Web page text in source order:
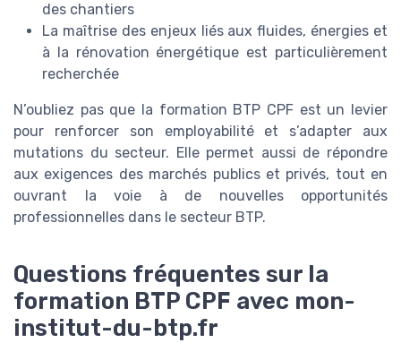
des chantiers
La maîtrise des enjeux liés aux fluides, énergies et
à la rénovation énergétique est particulièrement
recherchée
N’oubliez pas que la formation BTP CPF est un levier
pour renforcer son employabilité et s’adapter aux
mutations du secteur. Elle permet aussi de répondre
aux exigences des marchés publics et privés, tout en
ouvrant la voie à de nouvelles opportunités
professionnelles dans le secteur BTP.
Questions fréquentes sur la
formation BTP CPF avec mon-
institut-du-btp.fr